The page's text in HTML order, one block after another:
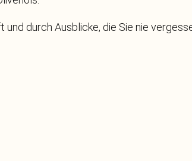
durch Ausblicke, die Sie nie